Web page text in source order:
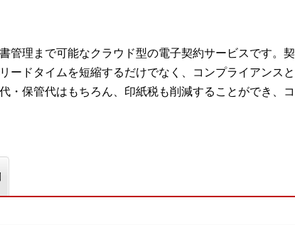
管理まで可能なクラウド型の電子契約サービスです。
ードタイムを短縮するだけでなく、コンプライアンス
・保管代はもちろん、印紙税も削減することができ、